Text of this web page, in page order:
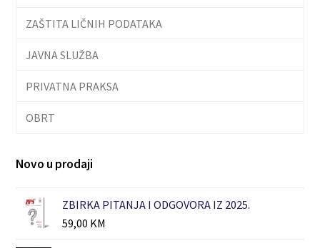
ZAŠTITA LIČNIH PODATAKA
JAVNA SLUŽBA
PRIVATNA PRAKSA
OBRT
Novo u prodaji
ZBIRKA PITANJA I ODGOVORA IZ 2025.
59,00 KM